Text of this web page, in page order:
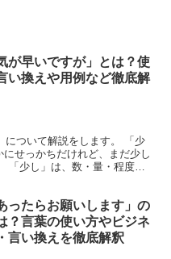
が早いですが」とは？使
い換えや用例など徹底解
について解説をします。 「少
せっかちだけれど、まだ少し
「少し」は、数・量・程度な
ったらお願いします」の
？言葉の使い方やビジネ
言い換えを徹底解釈